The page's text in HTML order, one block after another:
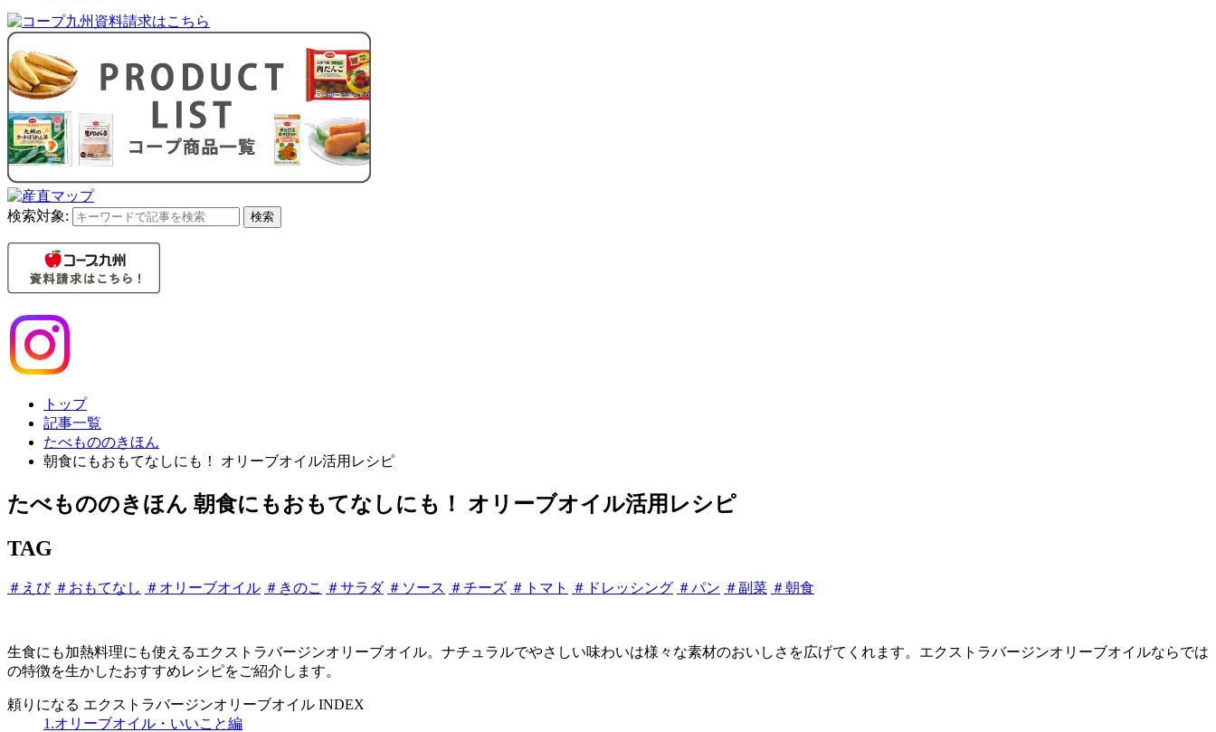
検索対象: 検索
トップ
記事一覧
たべもののきほん
朝食にもおもてなしにも！ オリーブオイル活用レシピ
たべもののきほん 朝食にもおもてなしにも！ オリーブオイル活用レシピ
TAG
＃えび ＃おもてなし ＃オリーブオイル ＃きのこ ＃サラダ ＃ソース ＃チーズ ＃トマト ＃ドレッシング ＃パン ＃副菜 ＃朝食
生食にも加熱料理にも使えるエクストラバージンオリーブオイル。ナチュラルでやさしい味わいは様々な素材のおいしさを広げてくれます。エクストラバージンオリーブオイルならでは
の特徴を生かしたおすすめレシピをご紹介します。
頼りになる エクストラバージンオリーブオイル INDEX
1.オリーブオイル・いいこと編